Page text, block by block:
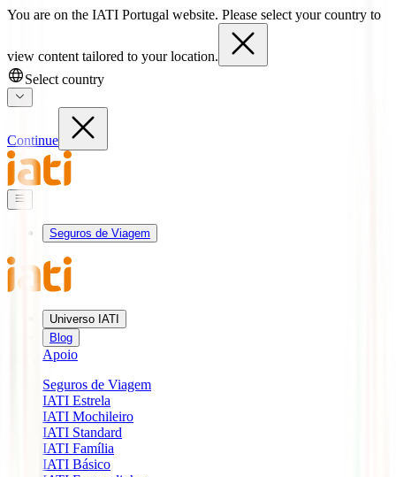
You are on the IATI Portugal website. Please select your country to
view content tailored to your location.
Select country
Continue
Seguros de Viagem
Universo IATI
Blog
Apoio
Seguros de Viagem
IATI Estrela
IATI Mochileiro
IATI Standard
IATI Família
IATI Básico